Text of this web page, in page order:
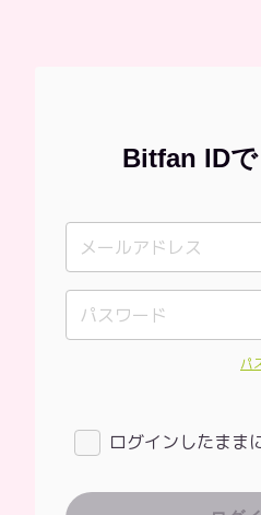
Bitfan ID
パ
ログインしたまま